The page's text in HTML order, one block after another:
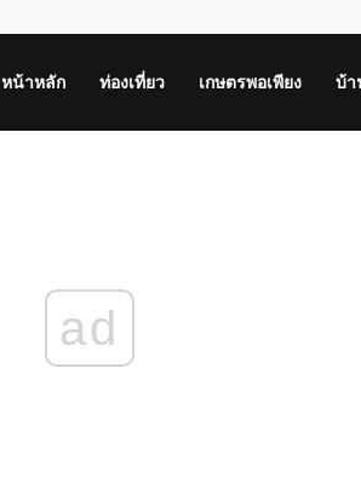
หน้าหลัก ท่องเที่ยว เกษตรพอเพียง บ้
ad